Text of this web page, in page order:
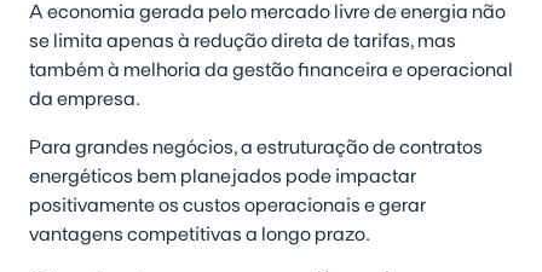
A economia gerada pelo mercado livre de energia não
se limita apenas à redução direta de tarifas, mas
também à melhoria da gestão financeira e operacional
da empresa.
Para grandes negócios, a estruturação de contratos
energéticos bem planejados pode impactar
positivamente os custos operacionais e gerar
vantagens competitivas a longo prazo.